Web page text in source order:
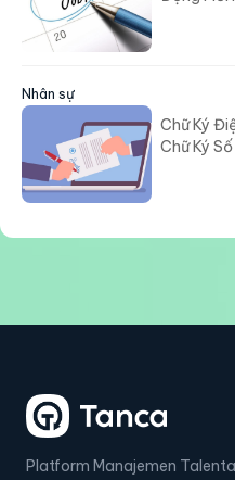
Nhân sự
Chữ Ký
Chữ Ký
Platform Manajemen